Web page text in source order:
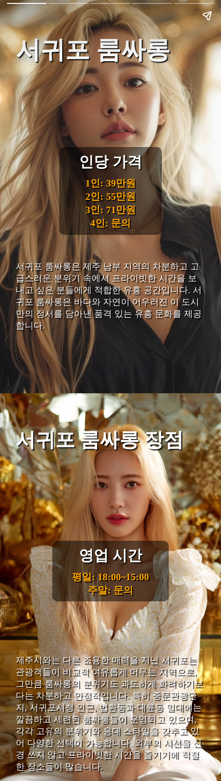
서귀포 룸싸롱
인당 가격
1인: 39만원
2인: 55만원
3인: 71만원
4인: 문의
서귀포 룸싸롱은 제주 남부 지역의 차분하고 고
급스러운 분위기 속에서 프라이빗한 시간을 보
내고 싶은 분들에게 적합한 유흥 공간입니다. 서
귀포 룸싸롱은 바다와 자연이 어우러진 이 도시
만의 정서를 담아낸 품격 있는 유흥 문화를 제공
합니다.
서귀포 룸싸롱 장점
영업 시간
평일: 18:00~15:00
주말: 문의
제주시와는 다른 조용한 매력을 지닌 서귀포는
관광객들이 비교적 여유롭게 머무는 지역으로,
그만큼 룸싸롱의 분위기도 과도하게 화려하기보
다는 차분하고 안정적입니다. 특히 중문관광단
지, 서귀포시청 인근, 법환동과 대륜동 일대에는
깔끔하고 세련된 룸싸롱들이 운영되고 있으며,
각각 고유의 분위기와 응대 스타일을 갖추고 있
어 다양한 선택이 가능합니다. 외부의 시선을 신
경 쓰지 않고 프라이빗한 시간을 즐기기에 적절
한 장소들이 많습니다.